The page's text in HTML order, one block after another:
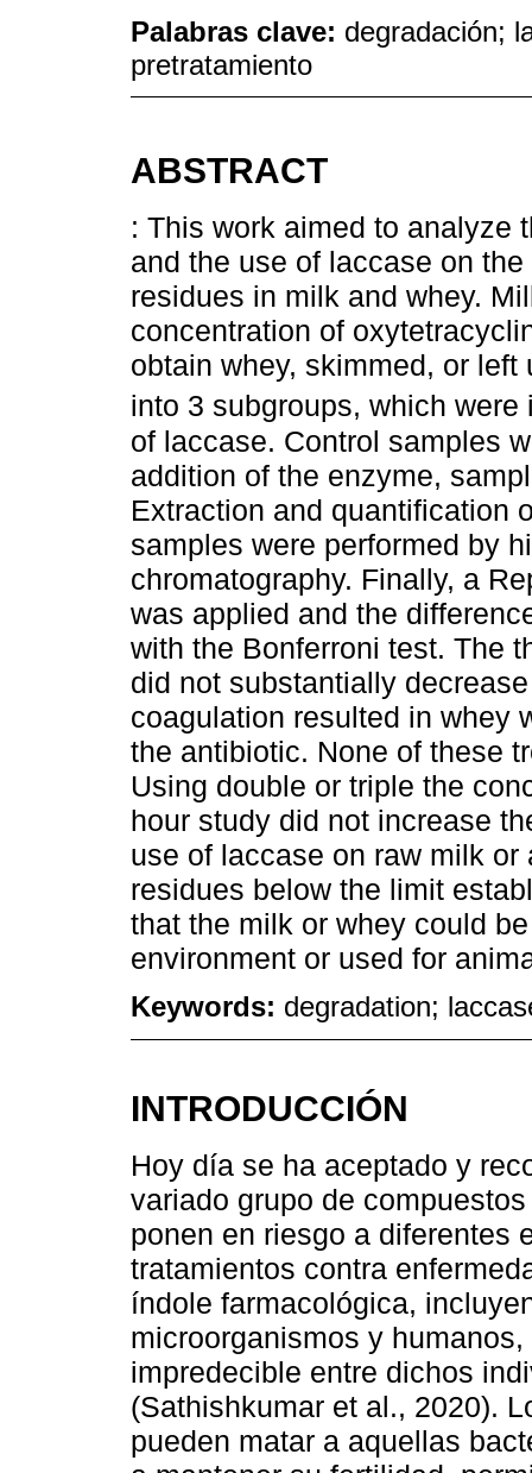
Palabras clave: degradación;
pretratamiento
ABSTRACT
: This work aimed to analyze
and the use of laccase on
residues in milk and whey.
concentration of
obtain whey, skimmed, or
into 3 subgroups, which
of laccase. Control samples
addition of the enzyme,
Extraction and quantification
samples were performed by
chromatography. Finally, a
was applied and the
with the Bonferroni test. The
did not substantially
coagulation resulted in whey
the antibiotic. None of these
Using double or triple the
hour study did not increase
use of laccase on raw milk
residues below the limit
that the milk or whey could
environment or used for
Keywords: degradation;
INTRODUCCIÓN
Hoy día se ha aceptado y
variado grupo de
ponen en riesgo a diferentes
tratamientos contra
índole farmacológica,
microorganismos y
impredecible entre dichos
(Sathishkumar et al., 2020).
pueden matar a aquellas